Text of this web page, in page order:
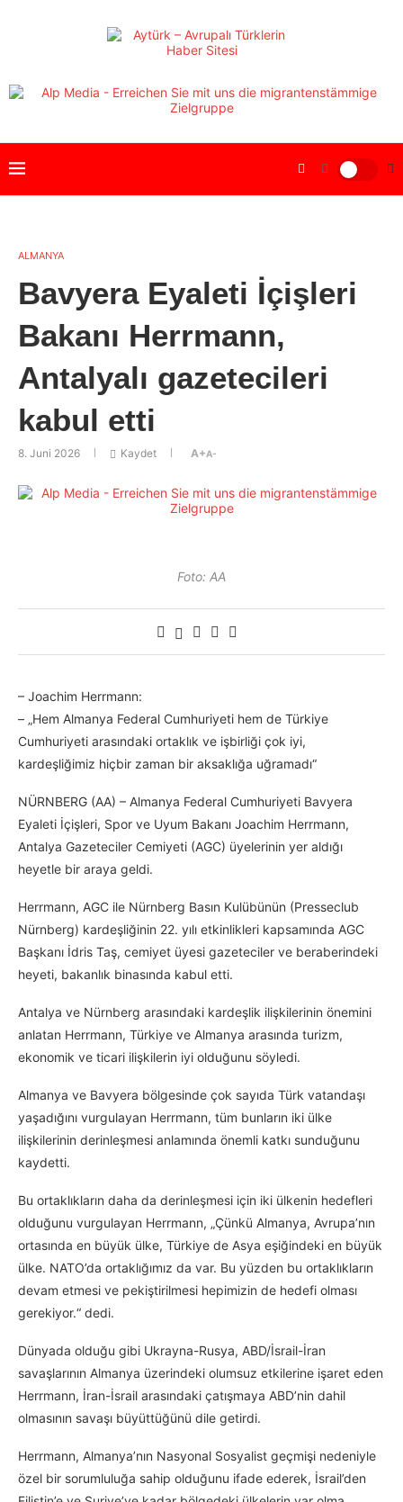
ALMANYA
Bavyera Eyaleti İçişleri
Bakanı Herrmann,
Antalyalı gazetecileri
kabul etti
8. Juni 2026 Kaydet A+A-
Foto: AA
– Joachim Herrmann:
– „Hem Almanya Federal Cumhuriyeti hem de Türkiye
Cumhuriyeti arasındaki ortaklık ve işbirliği çok iyi,
kardeşliğimiz hiçbir zaman bir aksaklığa uğramadı“
NÜRNBERG (AA) – Almanya Federal Cumhuriyeti Bavyera
Eyaleti İçişleri, Spor ve Uyum Bakanı Joachim Herrmann,
Antalya Gazeteciler Cemiyeti (AGC) üyelerinin yer aldığı
heyetle bir araya geldi.
Herrmann, AGC ile Nürnberg Basın Kulübünün (Presseclub
Nürnberg) kardeşliğinin 22. yılı etkinlikleri kapsamında AGC
Başkanı İdris Taş, cemiyet üyesi gazeteciler ve beraberindeki
heyeti, bakanlık binasında kabul etti.
Antalya ve Nürnberg arasındaki kardeşlik ilişkilerinin önemini
anlatan Herrmann, Türkiye ve Almanya arasında turizm,
ekonomik ve ticari ilişkilerin iyi olduğunu söyledi.
Almanya ve Bavyera bölgesinde çok sayıda Türk vatandaşı
yaşadığını vurgulayan Herrmann, tüm bunların iki ülke
ilişkilerinin derinleşmesi anlamında önemli katkı sunduğunu
kaydetti.
Bu ortaklıkların daha da derinleşmesi için iki ülkenin hedefleri
olduğunu vurgulayan Herrmann, „Çünkü Almanya, Avrupa’nın
ortasında en büyük ülke, Türkiye de Asya eşiğindeki en büyük
ülke. NATO’da ortaklığımız da var. Bu yüzden bu ortaklıkların
devam etmesi ve pekiştirilmesi hepimizin de hedefi olması
gerekiyor.“ dedi.
Dünyada olduğu gibi Ukrayna-Rusya, ABD/İsrail-İran
savaşlarının Almanya üzerindeki olumsuz etkilerine işaret eden
Herrmann, İran-İsrail arasındaki çatışmaya ABD’nin dahil
olmasının savaşı büyüttüğünü dile getirdi.
Herrmann, Almanya’nın Nasyonal Sosyalist geçmişi nedeniyle
özel bir sorumluluğa sahip olduğunu ifade ederek, İsrail’den